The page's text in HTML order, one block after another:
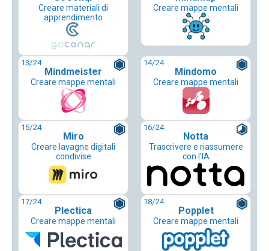
Creare materiali di
apprendimento
Creare mappe mentali
13/24
Mindmeister
Creare mappe mentali
14/24
Mindomo
Creare mappe mentali
15/24
Miro
Creare lavagne digitali
condivise
16/24
Notta
Trascrivere e riassumere
con l'IA
17/24
Plectica
Creare mappe mentali
18/24
Popplet
Creare mappe mentali